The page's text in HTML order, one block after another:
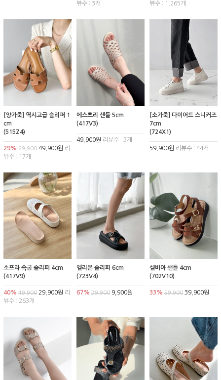
뷰수 : 3개
뷰수 : 1,265개
[양가죽] 역시고급 슬리퍼 1
cm
(515Z4)
29% 69,900 49,900원 리
뷰수 : 17개
에스쁘리 샌들 5cm
(417V3)
49,900원 리뷰수 : 3개
[소가죽] 다이어트 스니커즈
7cm
(724X1)
59,900원 리뷰수 : 44개
소프라 속굽 슬리퍼 4cm
(417V9)
40% 49,900 29,900원 리
뷰수 : 263개
엘리온 슬리퍼 6cm
(723V4)
67% 29,9009,900원
셀비아 샌들 4cm
(702V10)
33% 59,90039,900원